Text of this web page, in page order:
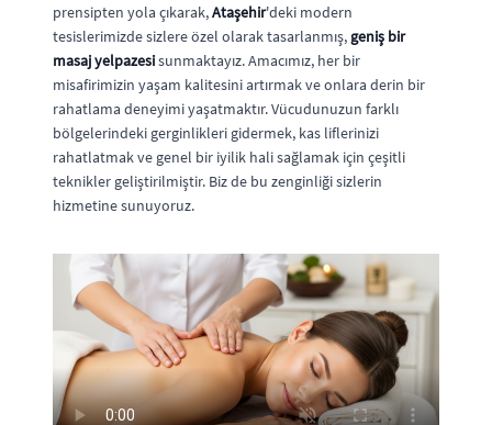
prensipten yola çıkarak,Ataşehir'deki modern
tesislerimizde sizlere özel olarak tasarlanmış, geniş bir
masaj yelpazesisunmaktayız. Amacımız, her bir
misafirimizin yaşam kalitesini artırmak ve onlara derin bir
rahatlama deneyimi yaşatmaktır. Vücudunuzun farklı
bölgelerindeki gerginlikleri gidermek, kas liflerinizi
rahatlatmak ve genel bir iyilik hali sağlamak için çeşitli
teknikler geliştirilmiştir. Biz de bu zenginliği sizlerin
hizmetine sunuyoruz.